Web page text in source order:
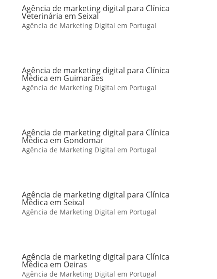
Agência de marketing digital para Clínica
Veterinária em Seixal
Agência de Marketing Digital em Portugal
Agência de marketing digital para Clínica
Médica em Guimarães
Agência de Marketing Digital em Portugal
Agência de marketing digital para Clínica
Médica em Gondomar
Agência de Marketing Digital em Portugal
Agência de marketing digital para Clínica
Médica em Seixal
Agência de Marketing Digital em Portugal
Agência de marketing digital para Clínica
Médica em Oeiras
Agência de Marketing Digital em Portugal